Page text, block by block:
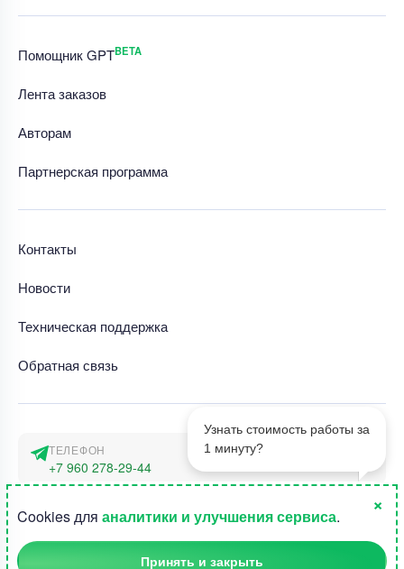
1
Узнать стоимость работы за
1 минуту?
Помощник GPTBETA
Лента заказов
Авторам
Партнерская программа
Контакты
Новости
Техническая поддержка
Обратная связь
ТЕЛЕФОН
+7 960 278-29-44
г. Москва, наб. Тараса Шевченко 23а
Cookies для аналитики и улучшения сервиса.
×
Принять и закрыть